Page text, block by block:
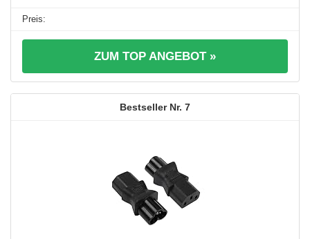
ZUM TOP ANGEBOT »
7